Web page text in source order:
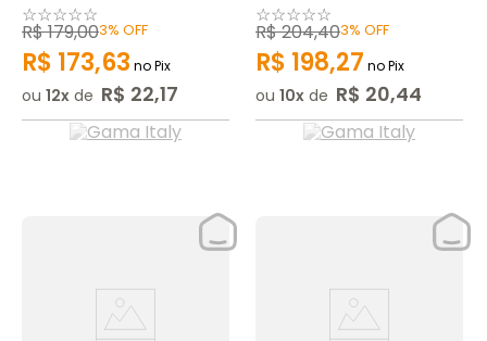
☆☆☆☆☆
R$179,003% OFF
R$ 173,63 no Pix
ou 12 de R$ 22,17
☆☆☆☆☆
R$204,403% OFF
R$ 198,27 no Pix
ou 10 de R$ 20,44